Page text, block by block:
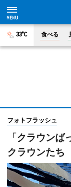
33°C 食べる
フォトフラッシュ
「クラウン
クラウンたち